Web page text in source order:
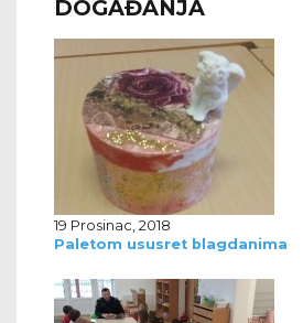
DOGAĐANJA
19 Prosinac, 2018
Paletom ususret blagdanima